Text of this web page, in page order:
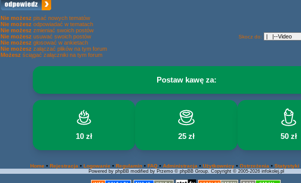
Nie możesz pisać nowych tematów
Nie możesz odpowiadać w tematach
Nie możesz zmieniać swoich postów
Nie możesz usuwać swoich postów
Nie możesz głosować w ankietach
Nie możesz załączać plików na tym forum
Możesz ściągać załączniki na tym forum
Skocz do:
Postaw kawę za:
10 zł 25 zł 50 zł
Home • Rejestracja • Logowanie • Regulamin • FAQ • Administracja • Użytkownicy • Ostrzeżenia • Statystyki
Powered by phpBB modified by Przemo © phpBB Group. Copyright © 2005-2026 infokolej.pl